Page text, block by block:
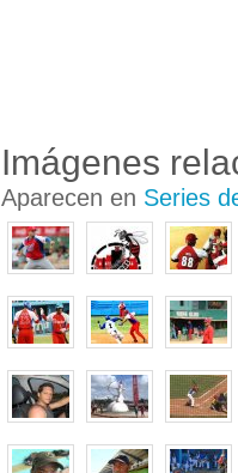
Imágenes
Aparecen en Series